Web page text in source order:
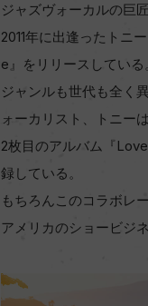
ジャズヴォーカルの巨
2011年に出逢ったトニ
e』をリリースしている
ジャンルも世代も全く
ォーカリスト、トニー
2枚目のアルバム『
録している。
もちろんこのコラボレ
アメリカのショービジ